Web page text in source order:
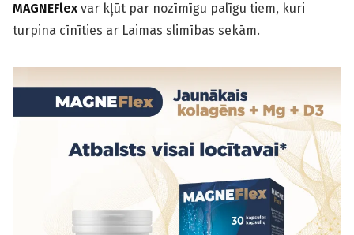
MAGNEFlex var kļūt par nozīmīgu palīgu tiem, kuri
turpina cīnīties ar Laimas slimības sekām.